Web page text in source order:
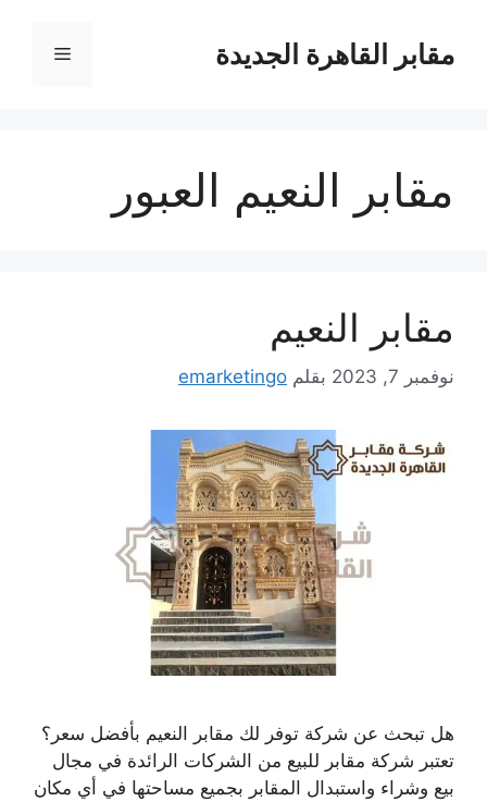
المحتوىمقابر القاهرة الجديدة القائمة
مقابر النعيم العبور
مقابر النعيم
نوفمبر 7, 2023 بقلم emarketingo
هل تبحث عن شركة توفر لك مقابر النعيم بأفضل سعر؟
تعتبر شركة مقابر للبيع من الشركات الرائدة في مجال
بيع وشراء واستبدال المقابر بجميع مساحتها في أي مكان